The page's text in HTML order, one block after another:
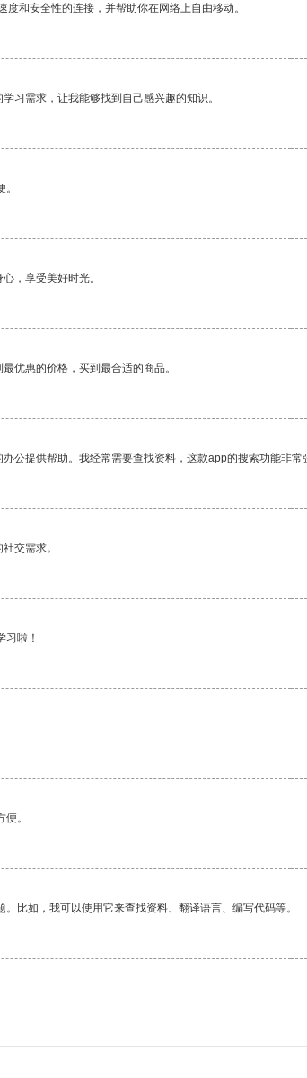
和安全性的连接，并帮助你在网络上自由移动。
习需求，让我能够找到自己感兴趣的知识。
，享受美好时光。
优惠的价格，买到最合适的商品。
公提供帮助。我经常需要查找资料，这款app的搜索功能非常
交需求。
习啦！
。
比如，我可以使用它来查找资料、翻译语言、编写代码等。